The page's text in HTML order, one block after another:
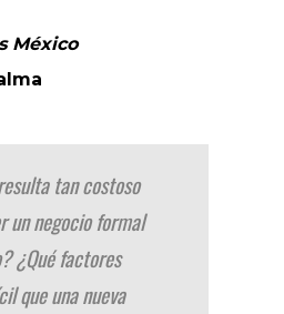
México
tan costoso
un negocio formal
¿Qué factores
que una nueva